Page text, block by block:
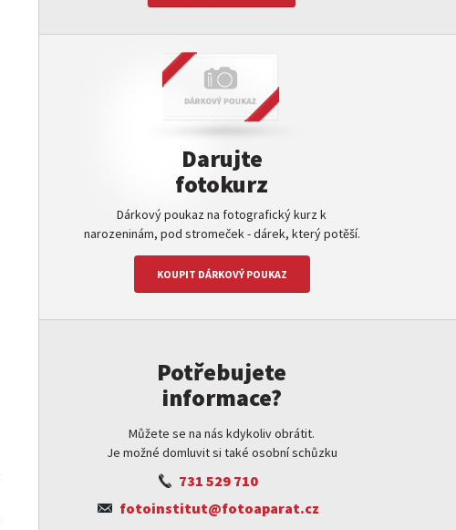
Darujte
fotokurz
Dárkový poukaz na fotografický kurz k
narozeninám, pod stromeček - dárek, který potěší.
KOUPIT DÁRKOVÝ POUKAZ
Potřebujete
informace?
Můžete se na nás kdykoliv obrátit.
Je možné domluvit si také osobní schůzku
731 529 710
fotoinstitut@fotoaparat.cz